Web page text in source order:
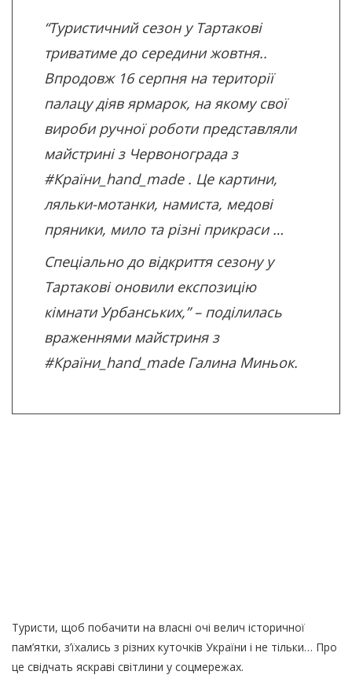
“Туристичний сезон у Тартакові
триватиме до середини жовтня..
Впродовж 16 серпня на території
палацу діяв ярмарок, на якому свої
вироби ручної роботи представляли
майстрині з Червонограда з
#Країни_hand_made . Це картини,
ляльки-мотанки, намиста, медові
пряники, мило та різні прикраси …
Спеціально до відкриття сезону у
Тартакові оновили експозицію
кімнати Урбанських,” – поділилась
враженнями майстриня з
#Країни_hand_made Галина Миньок.
Туристи, щоб побачити на власні очі велич історичної
пам’ятки, з’їхались з різних куточків України і не тільки… Про
це свідчать яскраві світлини у соцмережах.